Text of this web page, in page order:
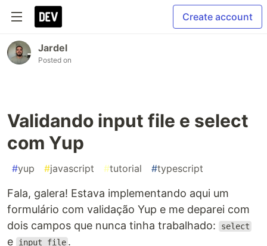
Create account
Jardel
Posted on
Validando input file e select
com Yup
#yup #javascript #tutorial #typescript
Fala, galera! Estava implementando aqui um
formulário com validação Yup e me deparei com
dois campos que nunca tinha trabalhado:
select
e input file .